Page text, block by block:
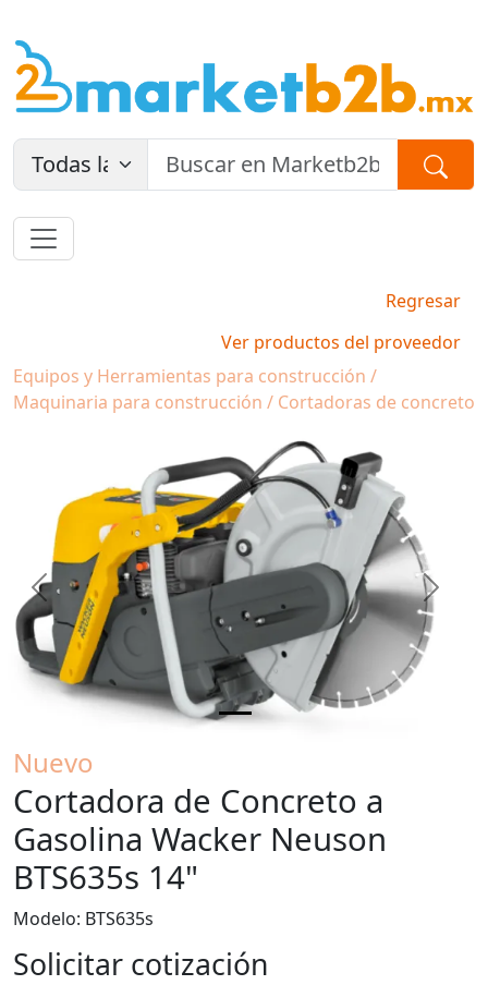
Regresar
Ver productos del proveedor
Equipos y Herramientas para construcción /
Maquinaria para construcción / Cortadoras de concreto
Previous Next
Nuevo
Cortadora de Concreto a
Gasolina Wacker Neuson
BTS635s 14"
Modelo: BTS635s
Solicitar cotización